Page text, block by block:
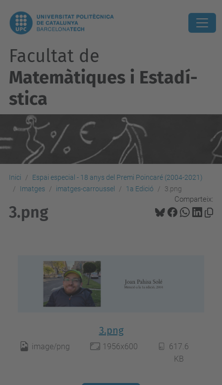
Facultat de
Matemàtiques i Estadí­
stica
Inici
Espai especial - 18 anys del Premi Poincaré (2004-2021)
Imatges
imatges-carroussel 1a Edició 3.png
Comparteix:
3.png
3.png
image/png 1956x600
617.6
KB